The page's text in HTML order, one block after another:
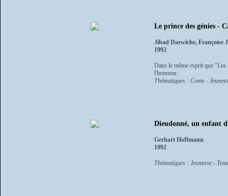
Le prince des génies -
Jihad Darwiche, Françoise
1992
Dans le même esprit que
l'honneur.
Thématiques : Conte -
Dieudonné, un enfant
Gerhart Hoffmann
1992
Thématiques : Jeunesse -